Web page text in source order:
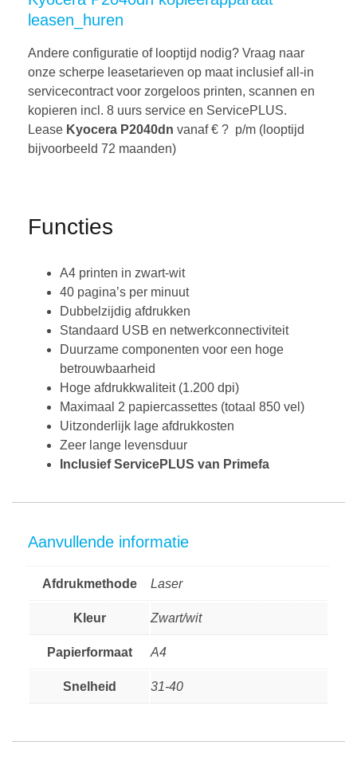
leasen_huren
Andere configuratie of looptijd nodig? Vraag naar
onze scherpe leasetarieven op maat inclusief all-in
servicecontract voor zorgeloos printen, scannen en
kopieren incl. 8 uurs service en ServicePLUS.
Lease Kyocera P2040dn vanaf € ? p/m (looptijd
bijvoorbeeld 72 maanden)
Functies
A4 printen in zwart-wit
40 pagina’s per minuut
Dubbelzijdig afdrukken
Standaard USB en netwerkconnectiviteit
Duurzame componenten voor een hoge
betrouwbaarheid
Hoge afdrukkwaliteit (1.200 dpi)
Maximaal 2 papiercassettes (totaal 850 vel)
Uitzonderlijk lage afdrukkosten
Zeer lange levensduur
Inclusief ServicePLUS van Primefa
Aanvullende informatie
Afdrukmethode Laser
Kleur Zwart/wit
Papierformaat A4
Snelheid 31-40